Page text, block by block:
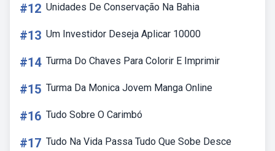
#12 Unidades De Conservação Na Bahia
#13 Um Investidor Deseja Aplicar 10000
#14 Turma Do Chaves Para Colorir E Imprimir
#15 Turma Da Monica Jovem Manga Online
#16 Tudo Sobre O Carimbó
#17 Tudo Na Vida Passa Tudo Que Sobe Desce